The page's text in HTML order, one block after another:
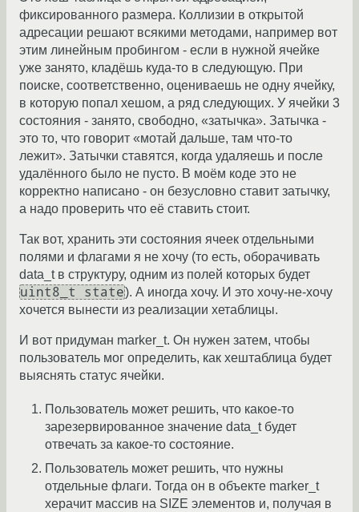
фиксированного размера. Коллизии в открытой
адресации решают всякими методами, например вот
этим линейным пробингом - если в нужной ячейке
уже занято, кладёшь куда-то в следующую. При
поиске, соответственно, оцениваешь не одну ячейку,
в которую попал хешом, а ряд следующих. У ячейки 3
состояния - занято, свободно, «затычка». Затычка -
это то, что говорит «мотай дальше, там что-то
лежит». Затычки ставятся, когда удаляешь и после
удалённого было не пусто. В моём коде это не
корректно написано - он безусловно ставит затычку,
а надо проверить что её ставить стоит.
Так вот, хранить эти состояния ячеек отдельными
полями и флагами я не хочу (то есть, оборачивать
data_t в структуру, одним из полей которых будет
uint8_t state). А иногда хочу. И это хочу-не-хочу
хочется вынести из реализации хетаблицы.
И вот придуман marker_t. Он нужен затем, чтобы
пользователь мог определить, как хештаблица будет
выяснять статус ячейки.
Пользователь может решить, что какое-то
зарезервированное значение data_t будет
отвечать за какое-то состояние.
Пользователь может решить, что нужны
отдельные флаги. Тогда он в объекте marker_t
херачит массив на SIZE элементов и, получая в